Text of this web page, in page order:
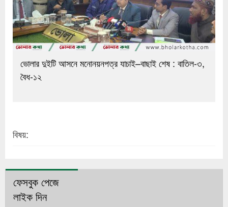
ভোলার দুইটি আসনে মনোনয়নপত্র যাচাই–বাছাই শেষ : বাতিল-৩,
বৈধ-১২
বিষয়:
ফেসবুক পেজে
লাইক দিন